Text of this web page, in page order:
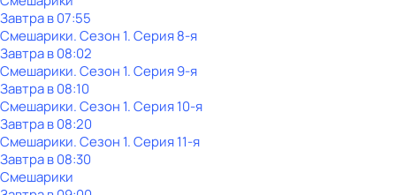
Завтра в 07:55
Смешарики. Сезон 1. Серия 8-я
Завтра в 08:02
Смешарики. Сезон 1. Серия 9-я
Завтра в 08:10
Смешарики. Сезон 1. Серия 10-я
Завтра в 08:20
Смешарики. Сезон 1. Серия 11-я
Завтра в 08:30
Смешарики